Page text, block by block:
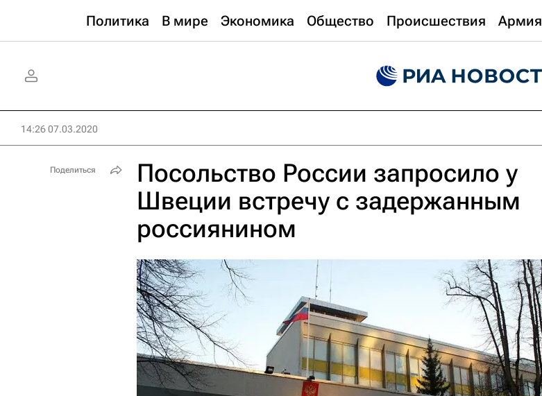
Политика В мире Экономика Общество Происшествия Армия
14:26 07.03.2020
Посольство России запросило у
Швеции встречу с задержанным
россиянином
Поделиться